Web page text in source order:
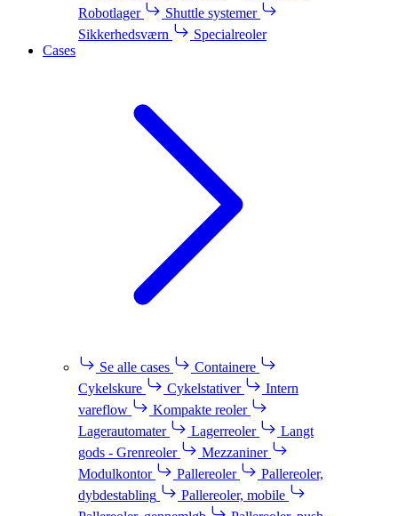
Robotlager
Shuttle systemer
Sikkerhedsværn
Specialreoler
Cases
Se alle cases
Containere
Cykelskure
Cykelstativer
Intern
vareflow
Kompakte reoler
Lagerautomater
Lagerreoler
Langt
gods - Grenreoler
Mezzaniner
Modulkontor
Pallereoler
Pallereoler,
dybdestabling
Pallereoler, mobile